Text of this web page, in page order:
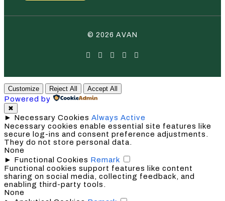
© 2026 AVAN
Customize Reject All Accept All
Powered by
✖
► Necessary Cookies Always Active
Necessary cookies enable essential site features like
secure log-ins and consent preference adjustments.
They do not store personal data.
None
► Functional Cookies Remark
Functional cookies support features like content
sharing on social media, collecting feedback, and
enabling third-party tools.
None